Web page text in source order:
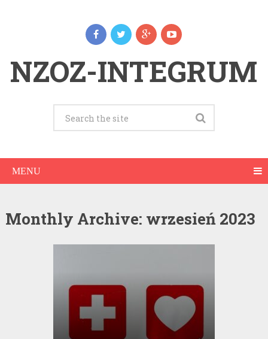
NZOZ-INTEGRUM
MENU
Monthly Archive: wrzesień 2023